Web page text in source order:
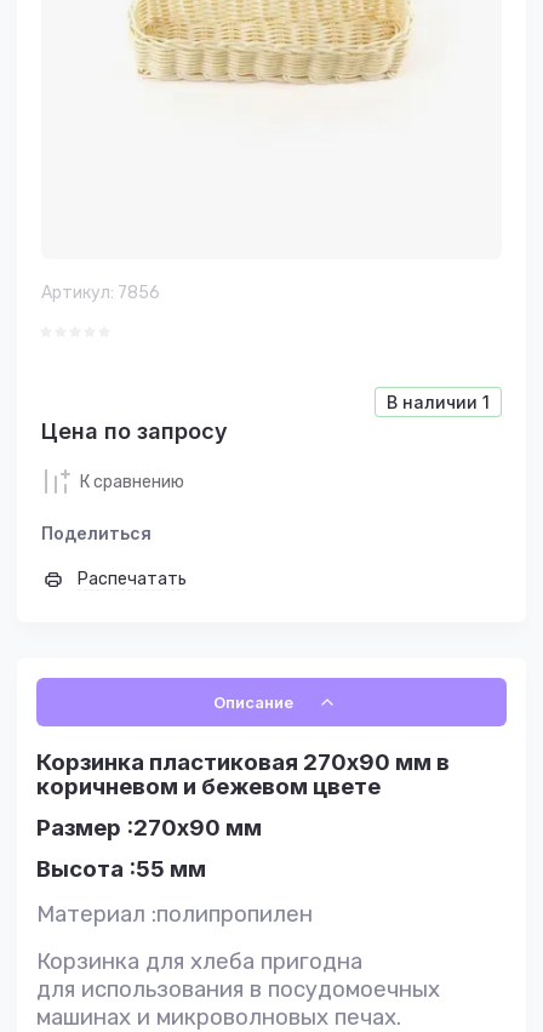
Артикул: 7856
В наличии 1
Цена по запросу
К сравнению
Поделиться
Распечатать
Описание
Корзинка пластиковая 270х90 мм в
коричневом и бежевом цвете
Размер :270х90 мм
Высота :55 мм
Материал :полипропилен
Корзинка для хлеба пригодна
для использования в посудомоечных
машинах и микроволновых печах.